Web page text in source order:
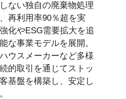
ない独自の廃棄物処理
再利用率90％超を実
化やESG需要拡大を追
な事業モデルを展開。
ウスメーカーなど多様
的取引を通じてストッ
基盤を構築し、安定し